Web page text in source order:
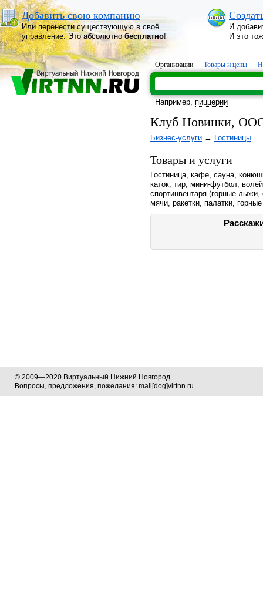
Добавить свою компанию
Или перенести существующую в своё
управление. Это абсолютнобесплатно!
И
И это
Организации Товары и цены
Например, пиццерии
Клуб Новинки,
Бизнес-услуги → Гостиницы
Товары и услуги
Гостиница, кафе, сауна,
каток, тир, мини-футбол,
спортинвентаря (горные
мячи, ракетки, палатки,
© 2009—2020 Виртуальный Нижний Новгород
Вопросы, предложения, пожелания: mail[dog]virtnn.ru